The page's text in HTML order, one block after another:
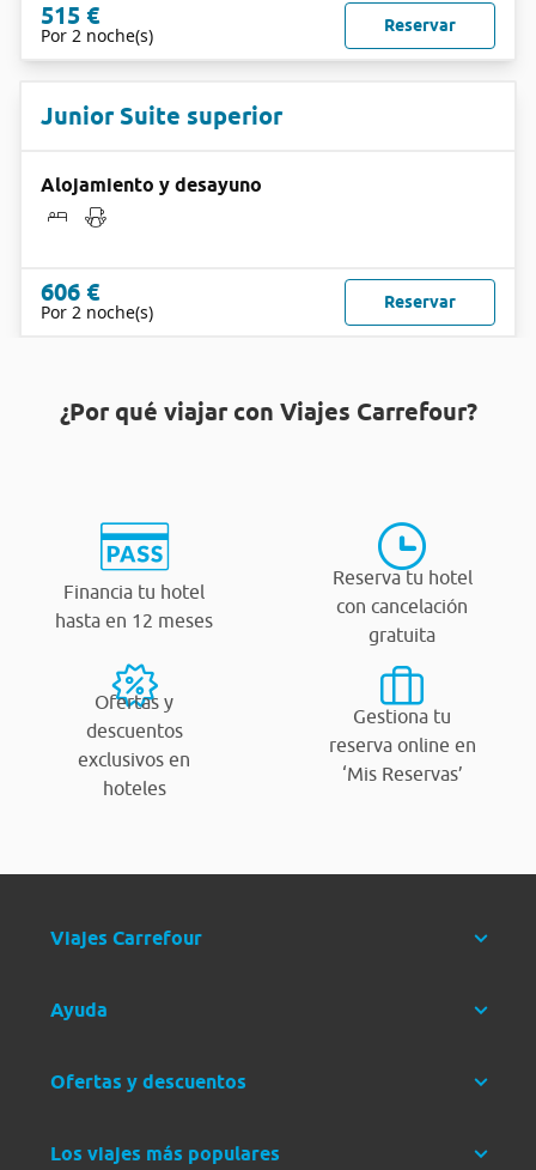
515 €
Por 2 noche(s) Reservar
Junior Suite superior
Alojamiento y desayuno
606 €
Por 2 noche(s) Reservar
¿Por qué viajar con Viajes Carrefour?
Financia tu hotel
hasta en 12 meses
Reserva tu hotel
con cancelación
gratuita
Ofertas y
descuentos
exclusivos en
hoteles
Gestiona tu
reserva online en
‘Mis Reservas’
Viajes Carrefour
Ayuda
Ofertas y descuentos
Los viajes más populares